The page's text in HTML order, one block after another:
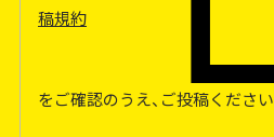
稿規約
をご確認のうえ、ご投稿ください